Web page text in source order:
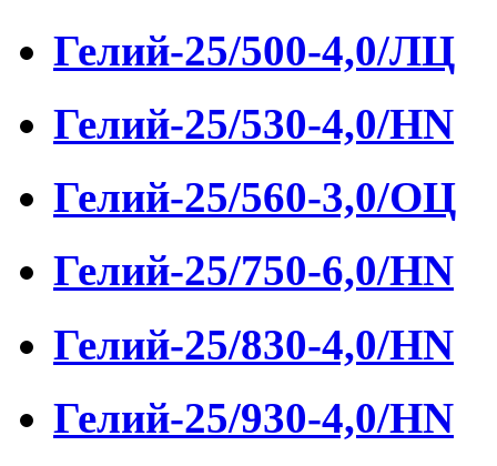
Гелий-25/500-4,0/ЛЦ
Гелий-25/530-4,0/HN
Гелий-25/560-3,0/ОЦ
Гелий-25/750-6,0/HN
Гелий-25/830-4,0/HN
Гелий-25/930-4,0/HN